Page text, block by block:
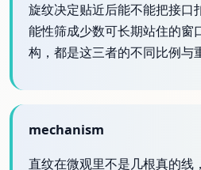
旋纹决定贴近后能不能把接口
能性筛成少数可长期站住的窗
构，都是这三者的不同比例与
mechanism
直纹在微观里不是几根真的线